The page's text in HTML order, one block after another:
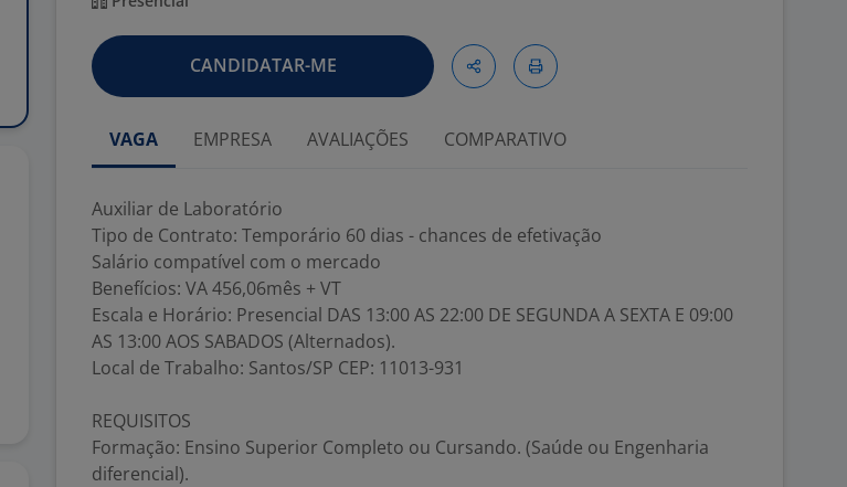
CANDIDATAR-ME
VAGA EMPRESA AVALIAÇÕES COMPARATIVO
Auxiliar de Laboratório
Tipo de Contrato: Temporário 60 dias - chances de efetivação
Salário compatível com o mercado
Benefícios: VA 456,06mês + VT
Escala e Horário: Presencial DAS 13:00 AS 22:00 DE SEGUNDA A SEXTA E 09:00
AS 13:00 AOS SABADOS (Alternados).
Local de Trabalho: Santos/SP CEP: 11013-931
REQUISITOS
Formação: Ensino Superior Completo ou Cursando. (Saúde ou Engenharia
diferencial).